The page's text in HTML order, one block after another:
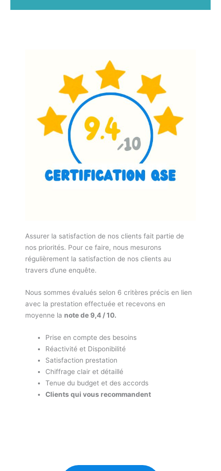
Assurer la satisfaction de nos clients fait partie de
nos priorités. Pour ce faire, nous mesurons
régulièrement la satisfaction de nos clients au
travers d’une enquête.
Nous sommes évalués selon 6 critères précis en lien
avec la prestation effectuée et recevons en
moyenne la note de 9,4 / 10.
Prise en compte des besoins
Réactivité et Disponibilité
Satisfaction prestation
Chiffrage clair et détaillé
Tenue du budget et des accords
Clients qui vous recommandent